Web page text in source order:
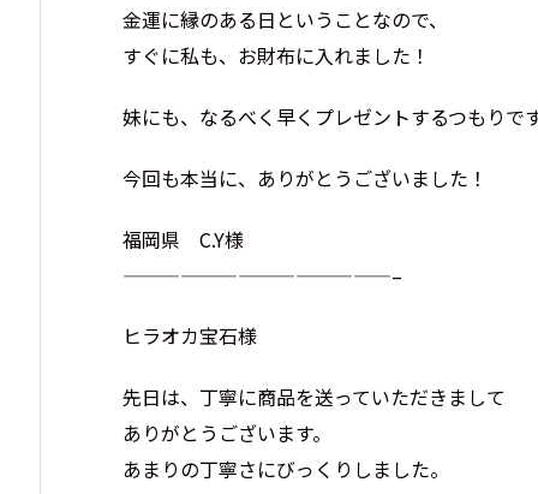
金運に縁のある日ということなので、
すぐに私も、お財布に入れました！
妹にも、なるべく早くプレゼントするつもりで
今回も本当に、ありがとうございました！
福岡県 C.Y様
——————————————–
ヒラオカ宝石様
先日は、丁寧に商品を送っていただきまして
ありがとうございます。
あまりの丁寧さにびっくりしました。